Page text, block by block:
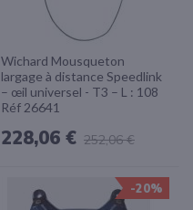
Wichard Mousqueton
largage à distance Speedlink
– œil universel - T3 – L : 108
Réf 26641
228,06 € 252,06 €
-20%